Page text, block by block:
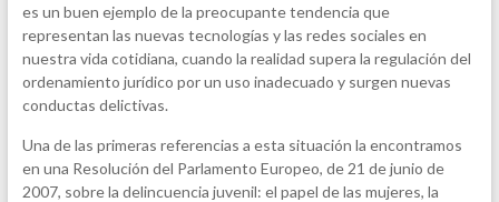
es un buen ejemplo de la preocupante tendencia que
representan las nuevas tecnologías y las redes sociales en
nuestra vida cotidiana, cuando la realidad supera la regulación del
ordenamiento jurídico por un uso inadecuado y surgen nuevas
conductas delictivas.
Una de las primeras referencias a esta situación la encontramos
en una Resolución del Parlamento Europeo, de 21 de junio de
2007, sobre la delincuencia juvenil: el papel de las mujeres, la